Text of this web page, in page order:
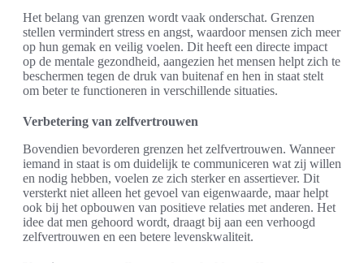
Het belang van grenzen wordt vaak onderschat. Grenzen
stellen vermindert stress en angst, waardoor mensen zich meer
op hun gemak en veilig voelen. Dit heeft een directe impact
op de mentale gezondheid, aangezien het mensen helpt zich te
beschermen tegen de druk van buitenaf en hen in staat stelt
om beter te functioneren in verschillende situaties.
Verbetering van zelfvertrouwen
Bovendien bevorderen grenzen het zelfvertrouwen. Wanneer
iemand in staat is om duidelijk te communiceren wat zij willen
en nodig hebben, voelen ze zich sterker en assertiever. Dit
versterkt niet alleen het gevoel van eigenwaarde, maar helpt
ook bij het opbouwen van positieve relaties met anderen. Het
idee dat men gehoord wordt, draagt bij aan een verhoogd
zelfvertrouwen en een betere levenskwaliteit.